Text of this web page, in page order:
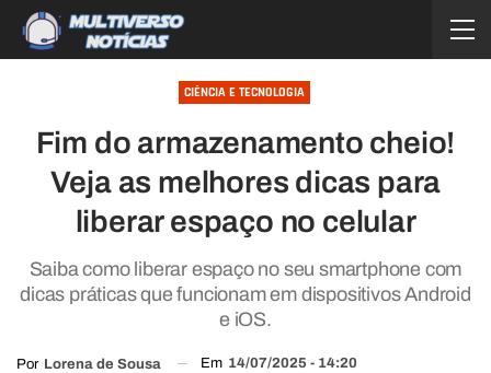
CIÊNCIA E TECNOLOGIA
Fim do armazenamento cheio!
Veja as melhores dicas para
liberar espaço no celular
Saiba como liberar espaço no seu smartphone com
dicas práticas que funcionam em dispositivos Android
e iOS.
Por Lorena de Sousa Em 14/07/2025 - 14:20